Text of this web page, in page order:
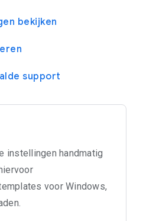
bekijken
support
instellingen handmatig
voor Windows,